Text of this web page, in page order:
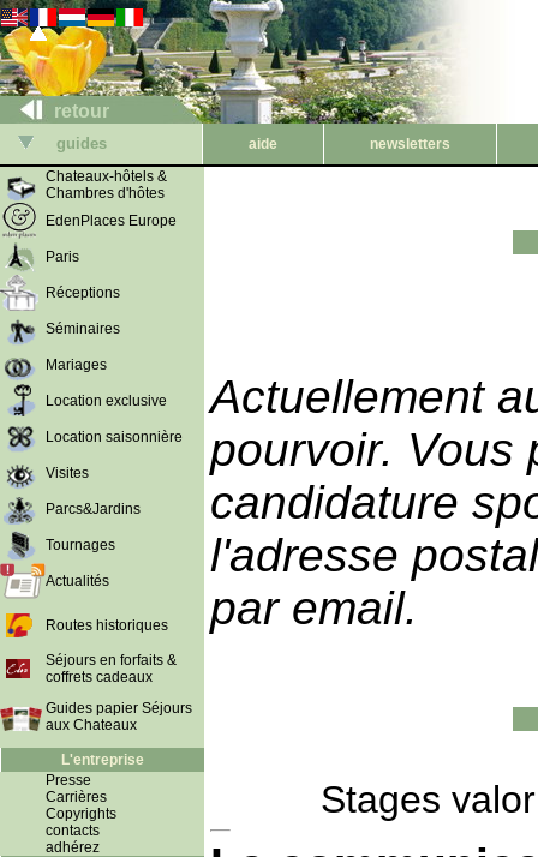
retour
guides aide
newsletters
Chateaux-hôtels &
Chambres d'hôtes
EdenPlaces Europe
Paris
Réceptions
Séminaires
Mariages
Location exclusive
Location saisonnière
Visites
Parcs&Jardins
Tournages
Actualités
Routes historiques
Séjours en forfaits &
coffrets cadeaux
Guides papier Séjours
aux Chateaux
L'entreprise
Presse
Carrières
Copyrights
contacts
adhérez
Actuellement
pourvoir. Vous
candidature
l'adresse
par email.
Stages